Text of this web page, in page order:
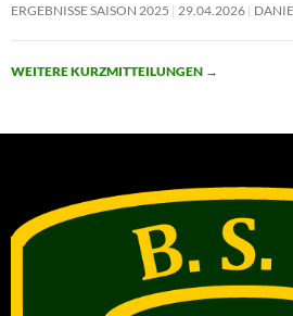
ERGEBNISSE SAISON 2025 29.04.2026
WEITERE KURZMITTEILUNGEN →